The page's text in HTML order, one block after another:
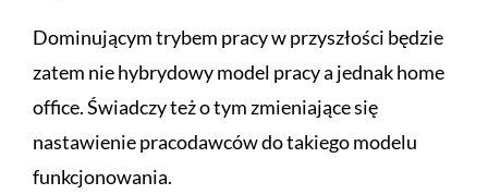
Dominującym trybem pracy w przyszłości będzie
zatem nie hybrydowy model pracy a jednak home
office. Świadczy też o tym zmieniające się
nastawienie pracodawców do takiego modelu
funkcjonowania.